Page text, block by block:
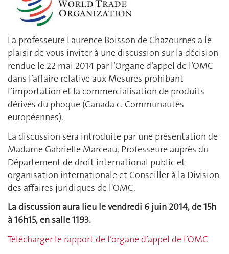
La professeure Laurence Boisson de Chazournes a le
plaisir de vous inviter à une discussion sur la décision
rendue le 22 mai 2014 par l’Organe d’appel de l’OMC
dans l’affaire relative aux Mesures prohibant
l’importation et la commercialisation de produits
dérivés du phoque (Canada c. Communautés
européennes).
La discussion sera introduite par une présentation de
Madame Gabrielle Marceau, Professeure auprès du
Département de droit international public et
organisation internationale et Conseiller à la Division
des affaires juridiques de l'OMC.
La discussion aura lieu le vendredi 6 juin 2014, de 15h
à 16h15, en salle 1193.
Télécharger le rapport de l’organe d’appel de l’OMC